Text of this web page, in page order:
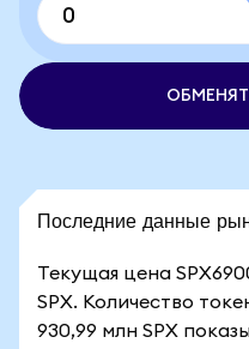
Последние данные
Текущая цена
SPX. Количество
930,99 млн SPX